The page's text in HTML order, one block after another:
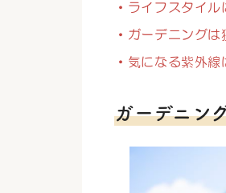
・ライフスタイ
・ガーデニング
・気になる紫外線
ガーデニン